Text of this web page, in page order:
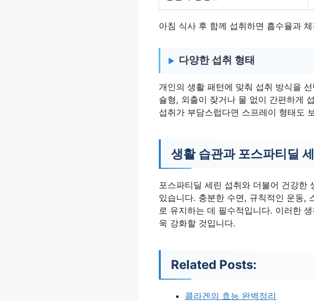
아침 식사 후 함께 섭취하면 흡수율과
다양한 섭취 형태
개인의 생활 패턴에 맞춰 섭취 방식을
슐형, 외출이 잦거나 물 없이 간편하게
섭취가 부담스럽다면 스프레이 형태도
생활 습관과 포스파티딜
포스파티딜 세린 섭취와 더불어 건강한
있습니다. 충분한 수면, 규칙적인 운동,
로 유지하는 데 필수적입니다. 이러한
욱 강화할 것입니다.
Related Posts:
콜라겐의 효능 완벽정리